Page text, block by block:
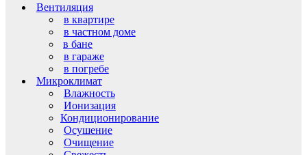
Вентиляция
в квартире
в частном доме
в бане
в гараже
в погребе
Микроклимат
Влажность
Ионизация
Кондиционирование
Осушение
Очищение